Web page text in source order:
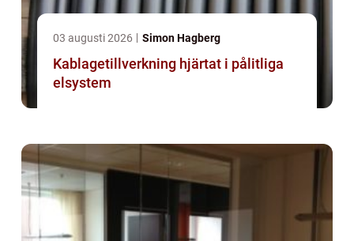
03 augusti 2026 Simon Hagberg
Kablagetillverkning hjärtat i pålitliga
elsystem